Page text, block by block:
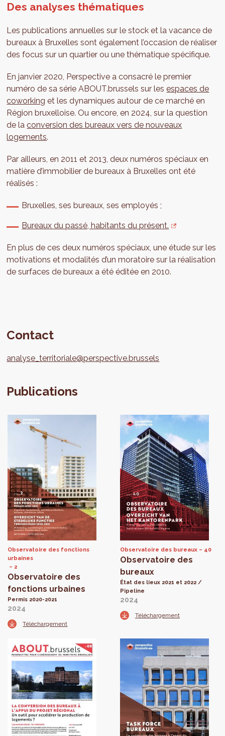
Des analyses thématiques
Les publications annuelles sur le stock et la vacance de
bureaux à Bruxelles sont également l’occasion de réaliser
des focus sur un quartier ou une thématique spécifique.
En janvier 2020, Perspective a consacré le premier
numéro de sa série ABOUT.brussels sur lesespaces de
coworking et les dynamiques autour de ce marché en
Région bruxelloise. Ou encore, en 2024, sur la question
de laconversion des bureaux vers de nouveaux
logements.
Par ailleurs, en 2011 et 2013, deux numéros spéciaux en
matière d’immobilier de bureaux à Bruxelles ont été
réalisés :
Bruxelles, ses bureaux, ses employés ;
Bureaux du passé, habitants du présent.
En plus de ces deux numéros spéciaux, une étude sur les
motivations et modalités d’un moratoire sur la réalisation
de surfaces de bureaux a été éditée en 2010.
Contact
analyse_territoriale@perspective.brussels
Publications
Observatoire des fonctions
urbaines
2
Observatoire des
fonctions urbaines
Permis 2020-2021
2024
Téléchargement
Observatoire des bureaux 40
Observatoire des
bureaux
État des lieux 2021 et 2022 /
Pipeline
2024
Téléchargement